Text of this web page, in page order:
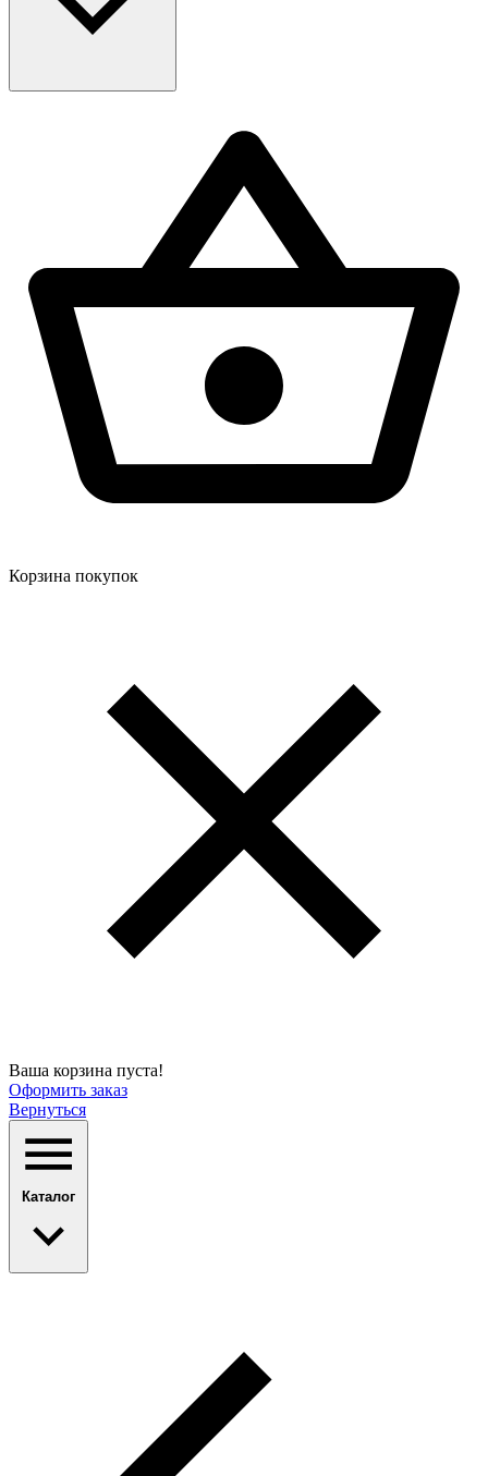
Корзина покупок
Ваша корзина пуста!
Оформить заказ
Вернуться
Каталог